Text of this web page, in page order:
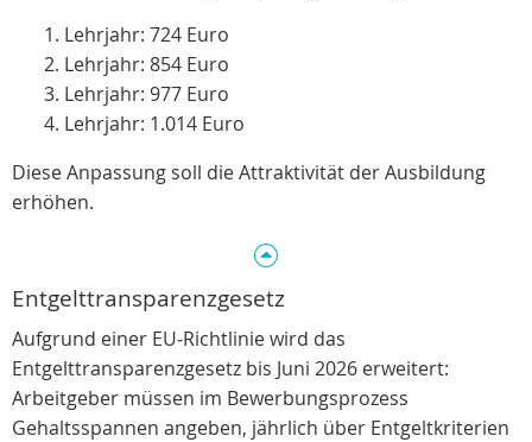
Lehrjahr: 724 Euro
Lehrjahr: 854 Euro
Lehrjahr: 977 Euro
Lehrjahr: 1.014 Euro
Diese Anpassung soll die Attraktivität der Ausbildung
erhöhen.
Entgelttransparenzgesetz
Aufgrund einer EU‑Richtlinie wird das
Entgelttransparenzgesetz bis Juni 2026 erweitert:
Arbeitgeber müssen im Bewerbungsprozess
Gehaltsspannen angeben, jährlich über Entgeltkriterien